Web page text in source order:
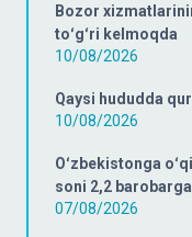
Bozor
toʻgʻri kelmoqda
10/08/2026
Qaysi hududda
10/08/2026
Oʻzbekistonga
soni 2,2
07/08/2026